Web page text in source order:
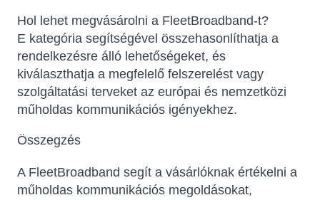
Hol lehet megvásárolni a FleetBroadband-t?
E kategória segítségével összehasonlíthatja a
rendelkezésre álló lehetőségeket, és
kiválaszthatja a megfelelő felszerelést vagy
szolgáltatási terveket az európai és nemzetközi
műholdas kommunikációs igényekhez.
Összegzés
A FleetBroadband segít a vásárlóknak értékelni a
műholdas kommunikációs megoldásokat,